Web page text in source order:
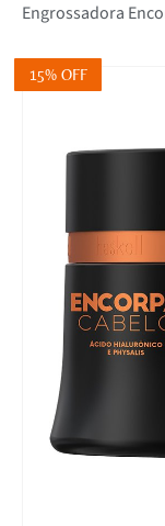
Corpo e Estética
Maquilhagem
Mobiliário
Engrossadora
15% OFF